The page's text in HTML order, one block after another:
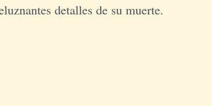
detalles de su muerte.